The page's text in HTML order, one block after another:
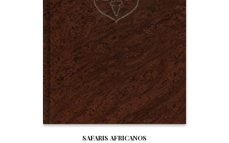
SAFARIS AFRICANOS